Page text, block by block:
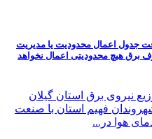
جدول اعمال محدودیت یا مدیریت
تنها ۱۰ درصد مصرف برق هیچ محدودیتی اعمال نخواهد
نیروی برق استان گیلان
فهیم استان با صنعت
هوا در...